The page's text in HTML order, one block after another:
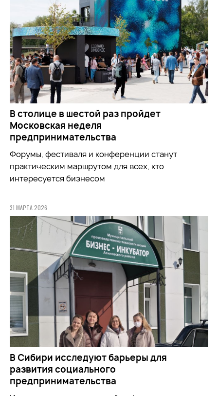
В столице в шестой раз пройдет
Московская неделя
предпринимательства
Форумы, фестиваля и конференции станут
практическим маршрутом для всех, кто
интересуется бизнесом
31 МАРТА 2026
В Сибири исследуют барьеры для
развития социального
предпринимательства